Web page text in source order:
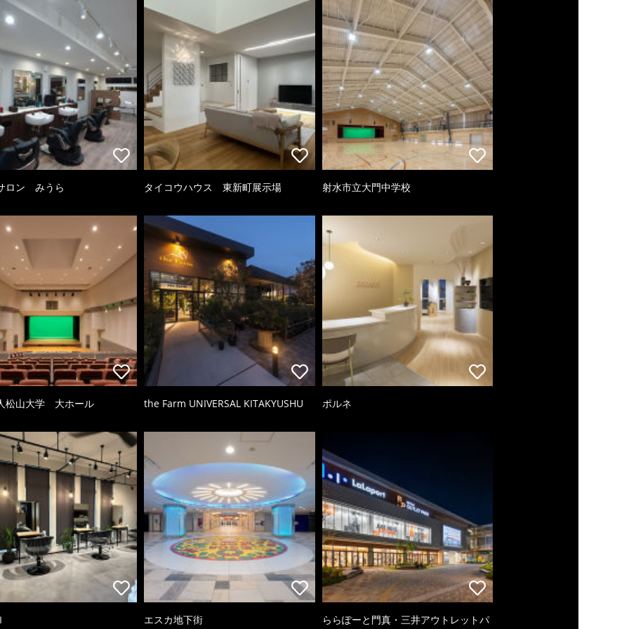
ロン みうら タイコウハウス 東新町展示場 射水市立大門中学校
松山大学 大ホール the Farm UNIVERSAL KITAKYUSHU ポルネ
エスカ地下街
ららぽーと門真・三井アウトレットパ